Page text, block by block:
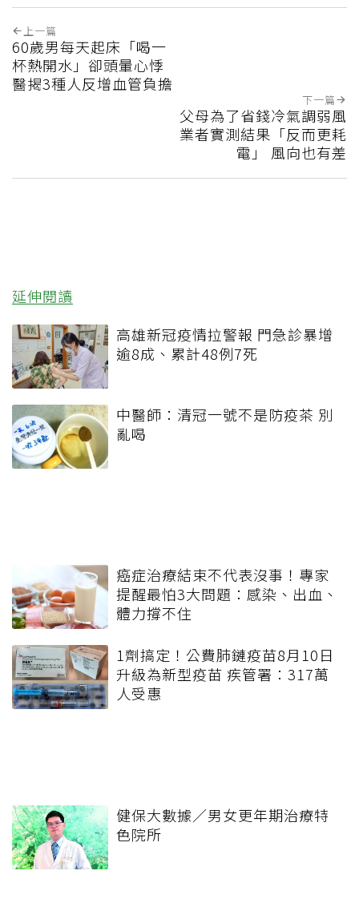
上一篇
60歲男每天起床「喝一
杯熱開水」卻頭暈心悸
醫揭3種人反增血管負擔
下一篇
父母為了省錢冷氣調弱風
業者實測結果「反而更耗
電」 風向也有差
延伸閱讀
高雄新冠疫情拉警報 門急診暴增
逾8成、累計48例7死
中醫師：清冠一號不是防疫茶 別
亂喝
癌症治療結束不代表沒事！專家
提醒最怕3大問題：感染、出血、
體力撐不住
1劑搞定！公費肺鏈疫苗8月10日
升級為新型疫苗 疾管署：317萬
人受惠
健保大數據／男女更年期治療特
色院所